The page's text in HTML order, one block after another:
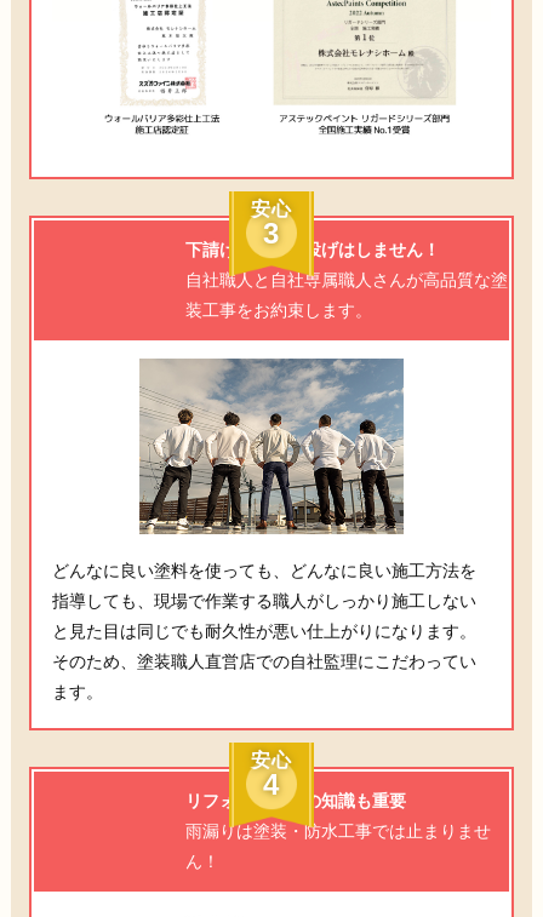
安心
3
下請け業者に丸投げはしません！
自社職人と自社専属職人さんが高品質な塗
装工事をお約束します。
どんなに良い塗料を使っても、どんなに良い施工方法を
指導しても、現場で作業する職人がしっかり施工しない
と見た目は同じでも耐久性が悪い仕上がりになります。
そのため、塗装職人直営店での自社監理にこだわってい
ます。
安心
4
リフォーム全般の知識も重要
雨漏りは塗装・防水工事では止まりませ
ん！